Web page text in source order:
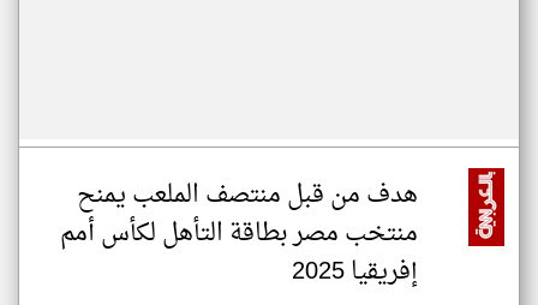
هدف من قبل منتصف الملعب يمنح
منتخب مصر بطاقة التأهل لكأس أمم
إفريقيا 2025